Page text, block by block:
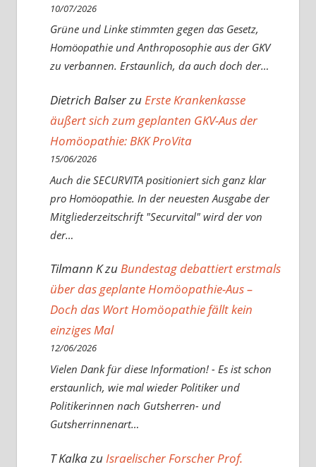
10/07/2026
Grüne und Linke stimmten gegen das Gesetz,
Homöopathie und Anthroposophie aus der GKV
zu verbannen. Erstaunlich, da auch doch der…
Dietrich BalserzuErste Krankenkasse
äußert sich zum geplanten GKV-Aus der
Homöopathie: BKK ProVita
15/06/2026
Auch die SECURVITA positioniert sich ganz klar
pro Homöopathie. In der neuesten Ausgabe der
Mitgliederzeitschrift "Securvital" wird der von
der…
Tilmann KzuBundestag debattiert erstmals
über das geplante Homöopathie-Aus –
Doch das Wort Homöopathie fällt kein
einziges Mal
12/06/2026
Vielen Dank für diese Information! - Es ist schon
erstaunlich, wie mal wieder Politiker und
Politikerinnen nach Gutsherren- und
Gutsherrinnenart…
T Kalkazu Israelischer Forscher Prof.